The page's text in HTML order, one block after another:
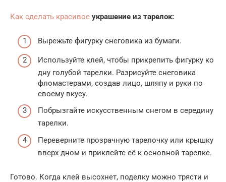
Как сделать красивое украшение из тарелок:
Вырежьте фигурку снеговика из бумаги.
Используйте клей, чтобы прикрепить фигурку ко
дну голубой тарелки. Разрисуйте снеговика
фломастерами, создав лицо, шляпу и руки по
своему вкусу.
Побрызгайте искусственным снегом в середину
тарелки.
Переверните прозрачную тарелочку или крышку
вверх дном и приклейте её к основной тарелке.
Готово. Когда клей высохнет, поделку можно трясти и